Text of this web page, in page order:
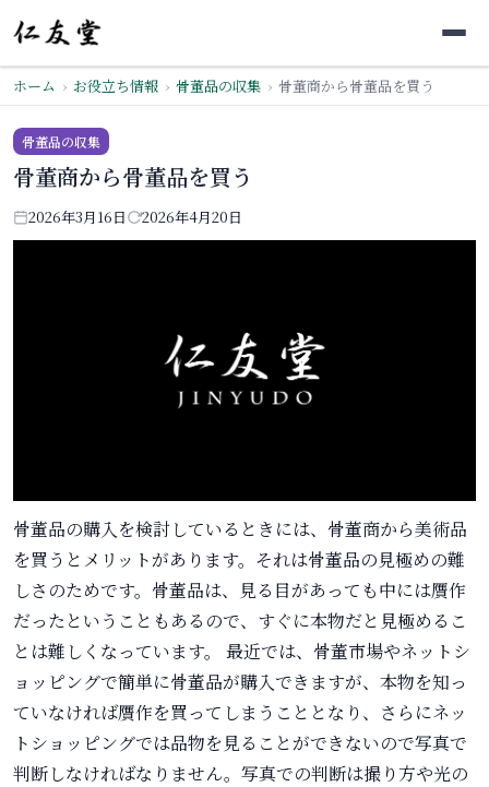
ホーム お役立ち情報 骨董品の収集 骨董商から骨董品を買う
骨董品の収集
骨董商から骨董品を買う
2026年3月16日 2026年4月20日
骨董品の購入を検討しているときには、骨董商から美術品
を買うとメリットがあります。それは骨董品の見極めの難
しさのためです。骨董品は、見る目があっても中には贋作
だったということもあるので、すぐに本物だと見極めるこ
とは難しくなっています。 最近では、骨董市場やネットシ
ョッピングで簡単に骨董品が購入できますが、本物を知っ
ていなければ贋作を買ってしまうこととなり、さらにネッ
トショッピングでは品物を見ることができないので写真で
判断しなければなりません。写真での判断は撮り方や光の